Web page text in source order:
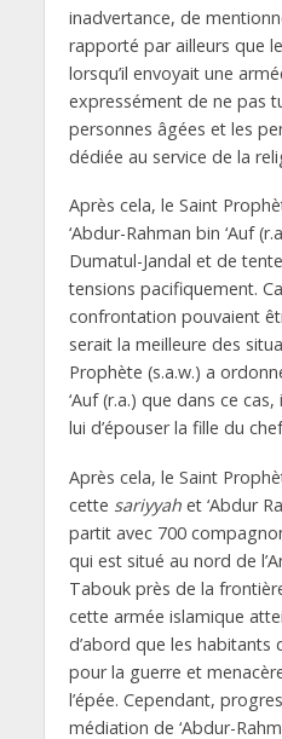
inadvertance, de
rapporté par ailleurs que
lorsqu’il envoyait une
expressément de ne pas
personnes âgées et les
dédiée au service de la
Après cela, le Saint
‘Abdur-Rahman bin ‘Auf
Dumatul-Jandal et de
tensions pacifiquement.
confrontation pouvaient
serait la meilleure des
Prophète (s.a.w.) a
‘Auf (r.a.) que dans ce
lui d’épouser la fille du
Après cela, le Saint
cette sariyyahet ‘Abdur
partit avec 700
qui est situé au nord de
Tabouk près de la
cette armée islamique
d’abord que les habitants
pour la guerre et
l’épée. Cependant,
médiation de ‘Abdur-